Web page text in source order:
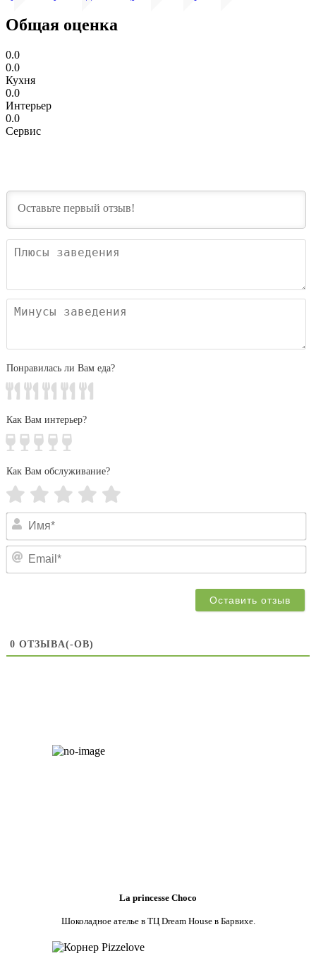
Общая оценка
0.0
0.0
Кухня
0.0
Интерьер
0.0
Сервис
Понравилась ли Вам еда?
Как Вам интерьер?
Как Вам обслуживание?
0 ОТЗЫВA(-ОВ)
La princesse Choco
Шоколадное ателье в ТЦ Dream House в Барвихе.